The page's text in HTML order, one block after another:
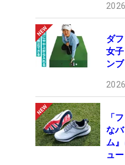
ダ
女
ン
「
な
ム
ュ